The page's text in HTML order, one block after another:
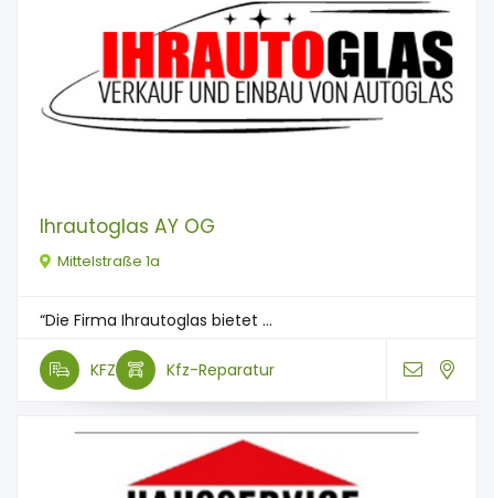
Ihrautoglas AY OG
Mittelstraße 1a
“Die Firma Ihrautoglas bietet ...
KFZ Kfz-Reparatur